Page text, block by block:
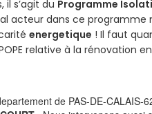
il s’agit du Programme
acteur dans ce programme
energetique ! Il faut
relative à la rénovation
de PAS-DE-